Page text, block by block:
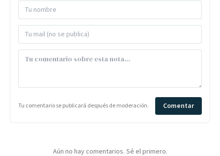
Tu comentario se publicará después de moderación. Comentar
Aún no hay comentarios. Sé el primero.